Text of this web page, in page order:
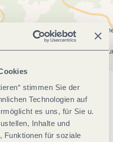
stimmen Sie der
Technologien auf
es uns, für Sie u.
Inhalte und
Funktionen für soziale